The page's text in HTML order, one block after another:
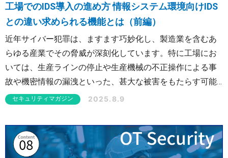
工場でのIDS導入の進め方 情報システム環境向けIDS
との違い求められる機能とは（前編）
近年サイバー犯罪は、ますます巧妙化し、製造業を含むあ
らゆる産業でその脅威が深刻化しています。特に工場にお
いては、生産ラインの停止や生産機械の不正操作による事
故や機密情報の漏洩といった、甚大な被害をもたらす可能
性があります。 このような状況下で、多くの企業が工場の
ム）の導入を検討しているのではないでしょうか。 効果的
にセキュリティ対策を行うためには、適切な計画と実行が
不可欠です。 本コラムでは、工場でのIDS導入の進め方、
セキュリティマガジン 2025.8.9